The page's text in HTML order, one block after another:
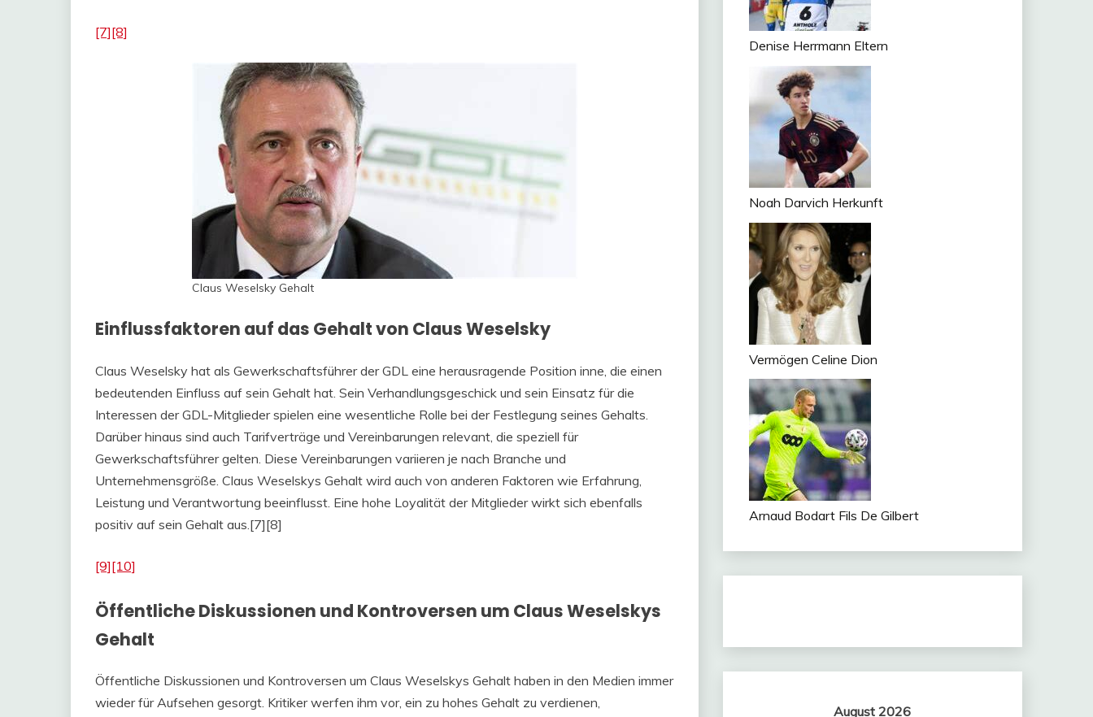
[7][8]
Claus Weselsky Gehalt
Einflussfaktoren auf das Gehalt von Claus Weselsky
Claus Weselsky hat als Gewerkschaftsführer der GDL eine herausragende Position inne, die einen
bedeutenden Einfluss auf sein Gehalt hat. Sein Verhandlungsgeschick und sein Einsatz für die
Interessen der GDL-Mitglieder spielen eine wesentliche Rolle bei der Festlegung seines Gehalts.
Darüber hinaus sind auch Tarifverträge und Vereinbarungen relevant, die speziell für
Gewerkschaftsführer gelten. Diese Vereinbarungen variieren je nach Branche und
Unternehmensgröße. Claus Weselskys Gehalt wird auch von anderen Faktoren wie Erfahrung,
Leistung und Verantwortung beeinflusst. Eine hohe Loyalität der Mitglieder wirkt sich ebenfalls
positiv auf sein Gehalt aus.[7][8]
[9][10]
Öffentliche Diskussionen und Kontroversen um Claus Weselskys
Gehalt
Öffentliche Diskussionen und Kontroversen um Claus Weselskys Gehalt haben in den Medien immer
wieder für Aufsehen gesorgt. Kritiker werfen ihm vor, ein zu hohes Gehalt zu verdienen,
Denise Herrmann Eltern
Noah Darvich Herkunft
Vermögen Celine Dion
Arnaud Bodart Fils De Gilbert
August 2026